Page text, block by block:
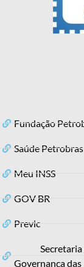
Fundação
Saúde Petrobras
Meu INSS
GOV BR
Previc
Governança